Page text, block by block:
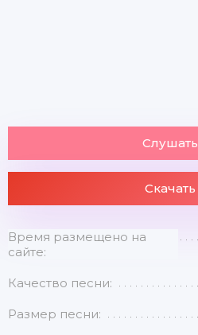
Слушать
Скачать
Время размещено на
сайте:
Качество песни:
Размер песни: